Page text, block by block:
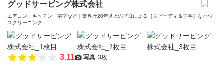
グッドサービング株式会社
エアコン・キッチン・浴室など｜業界歴20年以上のプロによる［スピーディ＆丁寧］なハウ
スクリーニング
3.11 写真 3枚